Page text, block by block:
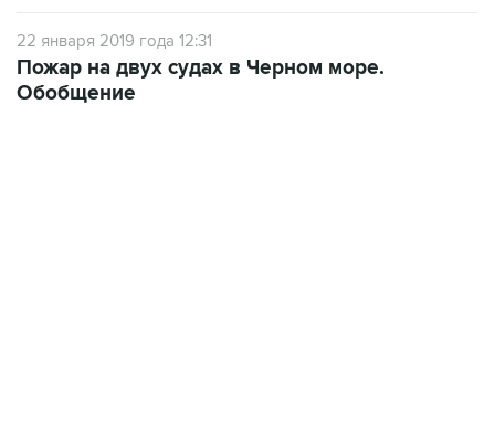
22 января 2019 года 12:31
Пожар на двух судах в Черном море.
Обобщение